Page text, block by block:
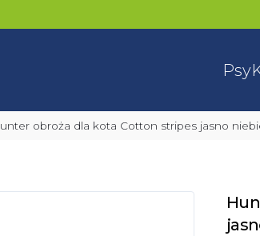
Psy
Hunter obroża dla kota Cotton stripes jasno